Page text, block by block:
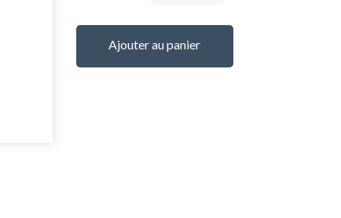
Ajouter au panier